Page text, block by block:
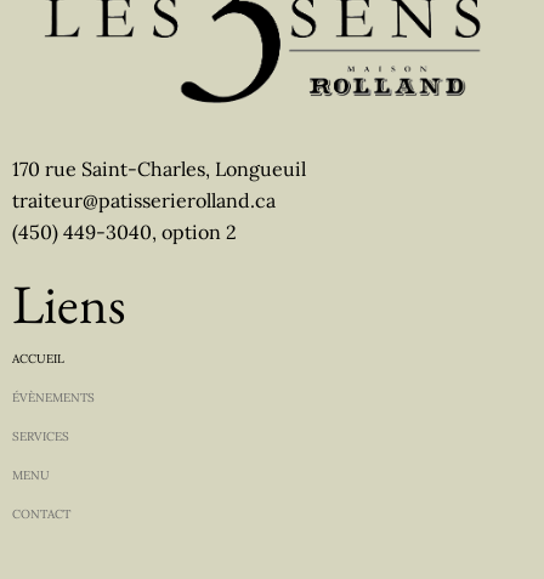
170 rue Saint-Charles, Longueuil
traiteur@patisserierolland.ca
(450) 449-3040, option 2
Liens
ACCUEIL
ÉVÈNEMENTS
SERVICES
MENU
CONTACT